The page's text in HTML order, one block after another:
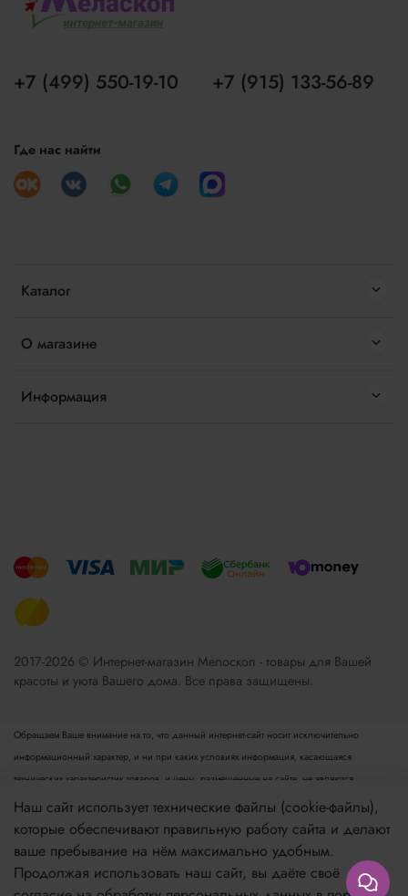
Каталог
О магазине
Информация
+7 (499) 550-19-10 +7 (915) 133-56-89
Где нас найти
2017-2026 © Интернет-магазин Мелоскоп - товары для Вашей
красоты и уюта Вашего дома. Все права защищены.
Обращаем Ваше внимание на то, что данный интернет-сайт носит исключительно
информационный характер, и ни при каких условиях информация, касающаяся
технических характеристик товаров, и цены, размещенные на сайте, не являются
публичной офертой, определяемой положениями пункта 2 статьи 437 Гражданского
кодекса РФ. Для получения подробной информации просьба обращаться к менеджеру.
Опубликованная на данном сайте информация может быть изменена в любое время без
предварительного уведомления.
Наш сайт использует технические файлы (cookie-файлы),
которые обеспечивают правильную работу сайта и делают
ваше пребывание на нём максимально удобным.
Продолжая использовать наш сайт, вы даёте своё